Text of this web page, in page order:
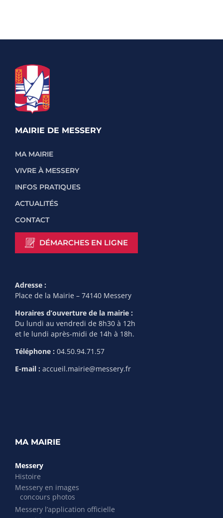
MAIRIE DE MESSERY
MA MAIRIE
VIVRE À MESSERY
INFOS PRATIQUES
ACTUALITÉS
CONTACT
DÉMARCHES EN LIGNE
Adresse :
Place de la Mairie – 74140 Messery
Horaires d’ouverture de la mairie :
Du lundi au vendredi de 8h30 à 12h
et le lundi après-midi de 14h à 18h.
Téléphone : 04.50.94.71.57
E-mail : accueil.mairie@messery.fr
MA MAIRIE
Messery
Histoire
Messery en images
concours photos
Messery l’application officielle